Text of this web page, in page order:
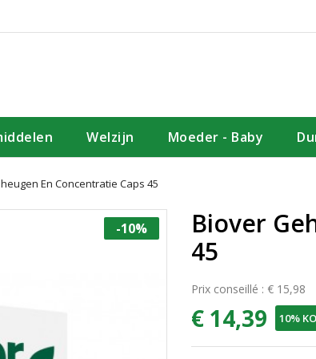
Welzijn Moeder - Baby
En Concentratie Caps 45
-10%
Biover
45
Prix conseillé : € 15,98
€ 14,39 10%